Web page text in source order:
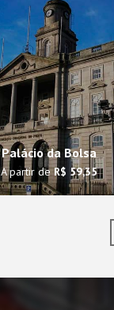
Palácio da Bolsa
A partir deR$ 59,35